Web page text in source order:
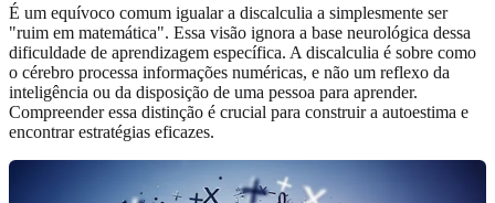
É um equívoco comum igualar a discalculia a simplesmente ser
"ruim em matemática". Essa visão ignora a base neurológica dessa
dificuldade de aprendizagem específica. A discalculia é sobre como
o cérebro processa informações numéricas, e não um reflexo da
inteligência ou da disposição de uma pessoa para aprender.
Compreender essa distinção é crucial para construir a autoestima e
encontrar estratégias eficazes.